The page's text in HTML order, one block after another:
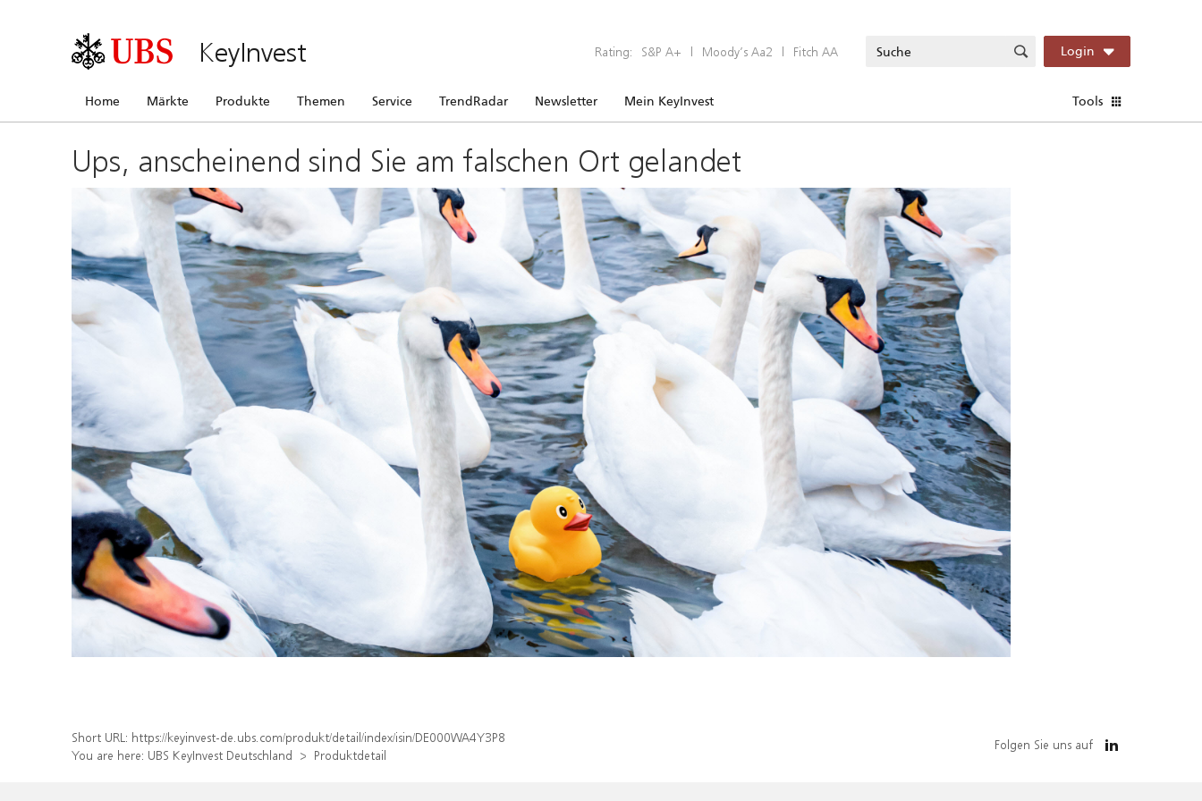
KeyInvest Rating: S&P A+ | Moody’s Aa2 | Fitch AA Login
Home Märkte Produkte Themen Service TrendRadar Newsletter Mein KeyInvest Tools
Ups, anscheinend sind Sie am falschen Ort gelandet
Short URL: https://keyinvest-de.ubs.com/produkt/detail/index/isin/DE000WA4Y3P8
You are here: UBS KeyInvest Deutschland Produktdetail
Folgen Sie uns auf